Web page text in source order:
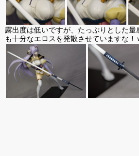
露出度は低いですが、たっぷりとした
も十分なエロスを発散させていますな！